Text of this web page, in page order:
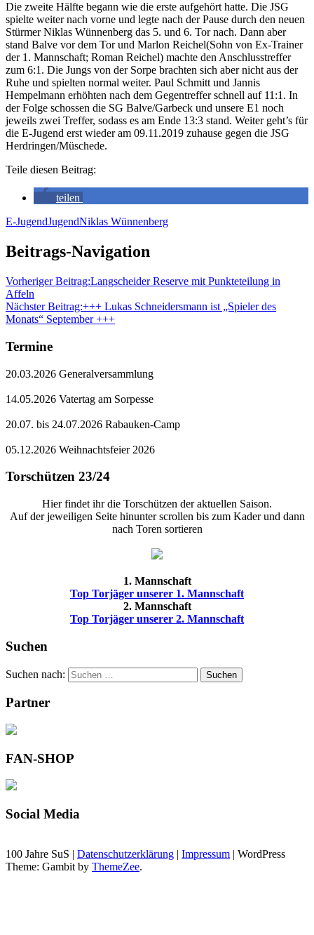
Die zweite Hälfte begann wie die erste aufgehört hatte. Die JSG
spielte weiter nach vorne und legte nach der Pause durch den neuen
Stürmer Niklas Wünnenberg das 5. und 6. Tor nach. Dann aber
stand Balve vor dem Tor und Marlon Reichel(Sohn von Ex-Trainer
der 1. Mannschaft; Roman Reichel) machte den Anschlusstreffer
zum 6:1. Die Jungs von der Sorpe brachten sich aber nicht aus der
Ruhe und spielten normal weiter. Paul Schmitt und Jannis
Hempelmann erhöhten nach dem Gegentreffer schnell auf 11:1. In
der Folge schossen die SG Balve/Garbeck und unsere E1 noch
jeweils zwei Treffer, sodass es am Ende 13:3 stand. Weiter geht’s für
die E-Jugend erst wieder am 09.11.2019 zuhause gegen die JSG
Herdringen/Müschede.
Teile diesen Beitrag:
teilen
E-JugendJugendNiklas Wünnenberg
Beitrags-Navigation
Vorheriger Beitrag:Langscheider Reserve mit Punkteteilung in
Affeln
Nächster Beitrag:+++ Lukas Schneidersmann ist „Spieler des
Monats“ September +++
Termine
20.03.2026 Generalversammlung
14.05.2026 Vatertag am Sorpesse
20.07. bis 24.07.2026 Rabauken-Camp
05.12.2026 Weihnachtsfeier 2026
Torschützen 23/24
Hier findet ihr die Torschützen der aktuellen Saison.
Auf der jeweiligen Seite hinunter scrollen bis zum Kader und dann
nach Toren sortieren
1. Mannschaft
Top Torjäger unserer 1. Mannschaft
2. Mannschaft
Top Torjäger unserer 2. Mannschaft
Suchen
Suchen nach: Suchen
Partner
FAN-SHOP
Social Media
100 Jahre SuS | Datenschutzerklärung | Impressum | WordPress
Theme: Gambit by ThemeZee.